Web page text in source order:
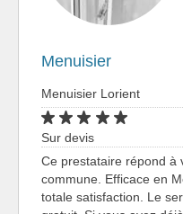
Menuisier
Menuisier Lorient
Sur devis
Ce prestataire répond à
commune. Efficace en
totale satisfaction. Le